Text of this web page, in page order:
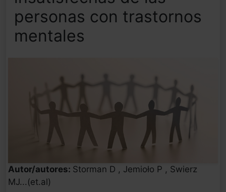
personas con trastornos
mentales
Autor/autores: Storman D , Jemioło P , Swierz
MJ...(et.al)